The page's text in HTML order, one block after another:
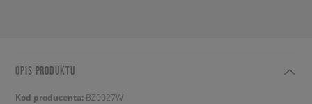
OPIS PRODUKTU
Kod producenta: BZ0027W